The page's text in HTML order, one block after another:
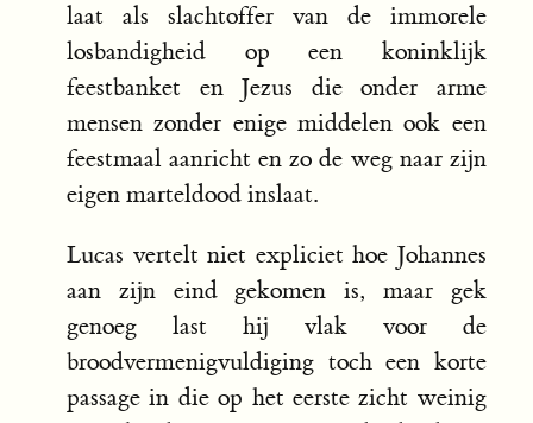
laat als slachtoffer van de immorele
losbandigheid op een koninklijk
feestbanket en Jezus die onder arme
mensen zonder enige middelen ook een
feestmaal aanricht en zo de weg naar zijn
eigen marteldood inslaat.
Lucas vertelt niet expliciet hoe Johannes
aan zijn eind gekomen is, maar gek
genoeg last hij vlak voor de
broodvermenigvuldiging toch een korte
passage in die op het eerste zicht weinig